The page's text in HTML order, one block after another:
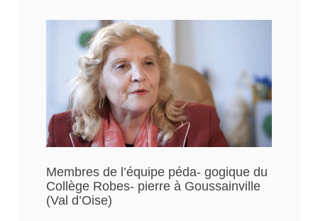
Membres de l’équipe péda- gogique du
Collège Robes- pierre à Goussainville
(Val d’Oise)